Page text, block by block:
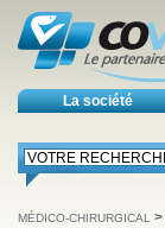
La société
MÉDICO-CHIRURGICAL >